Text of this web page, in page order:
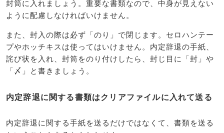
封筒に入れましょう。重要な書類なので、中身が見えない
ように配慮しなければいけません。
また、封入の際は必ず「のり」で閉じます。セロハンテー
プやホッチキスは使ってはいけません。内定辞退の手紙、
詫び状を入れ、封筒をのり付けしたら、封じ目に「封」や
「〆」と書きましょう。
内定辞退に関する書類はクリアファイルに入れて送る
内定辞退に関する手紙を送るだけではなくて、書類を送る